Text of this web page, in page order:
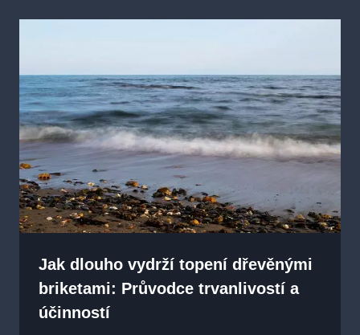
Jak dlouho vydrží topení dřevěnými
briketami: Průvodce trvanlivostí a
účinností